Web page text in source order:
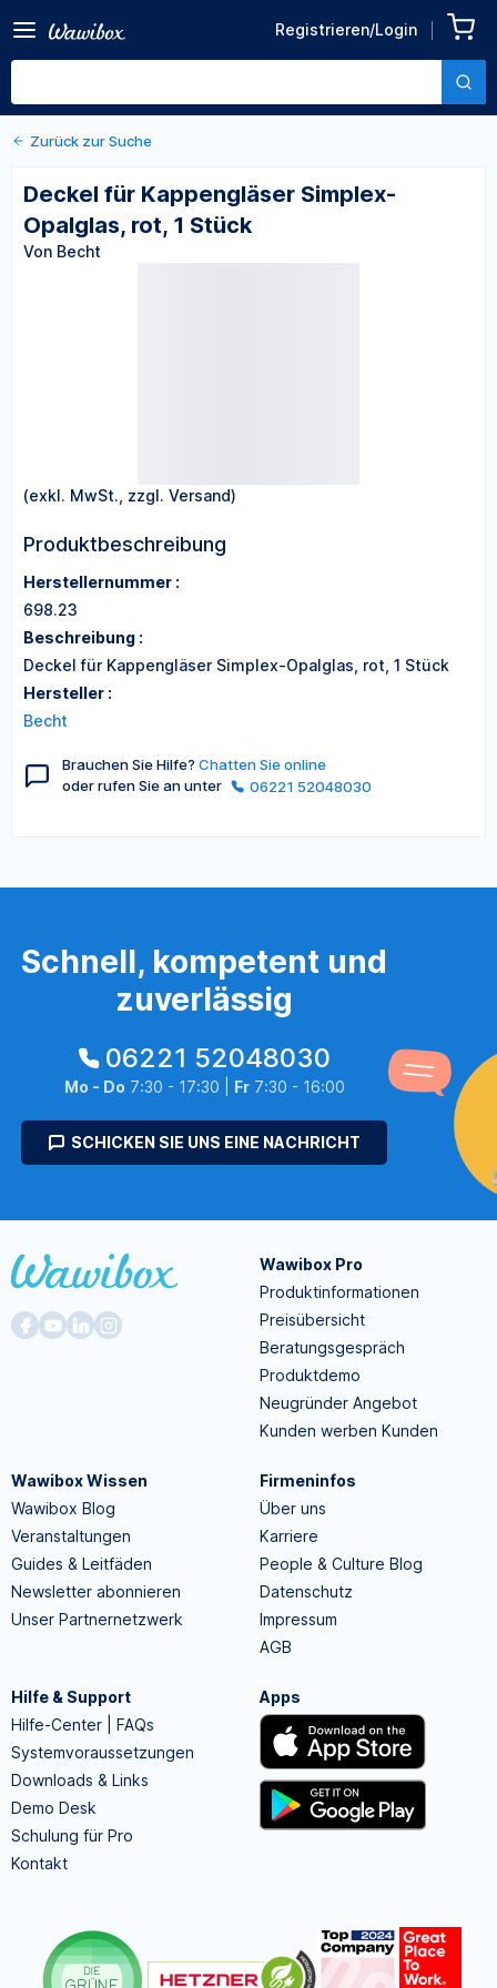
Registrieren/Login
Simplex-Opalglas, rot, 1
Stück
Von Becht
Zurück zu den Produktdetails
Zurück zur Suche
Deckel für Kappengläser Simplex-
Opalglas, rot, 1 Stück
Von Becht
(exkl. MwSt., zzgl. Versand)
Produktbeschreibung
Herstellernummer :
698.23
Beschreibung :
Deckel für Kappengläser Simplex-Opalglas, rot, 1 Stück
Hersteller :
Becht
Brauchen Sie Hilfe? Chatten Sie online
oder rufen Sie an unter
06221 52048030
Schnell, kompetent und
zuverlässig
06221 52048030
Mo - Do 7:30 - 17:30 | Fr7:30 - 16:00
SCHICKEN SIE UNS EINE NACHRICHT
Wawibox Pro
Produktinformationen
Preisübersicht
Beratungsgespräch
Produktdemo
Neugründer Angebot
Kunden werben Kunden
Wawibox Wissen
Wawibox Blog
Veranstaltungen
Guides & Leitfäden
Newsletter abonnieren
Unser Partnernetzwerk
Firmeninfos
Über uns
Karriere
People & Culture Blog
Datenschutz
Impressum
AGB
Hilfe & Support
Hilfe-Center | FAQs
Systemvoraussetzungen
Downloads & Links
Demo Desk
Schulung für Pro
Kontakt
Apps